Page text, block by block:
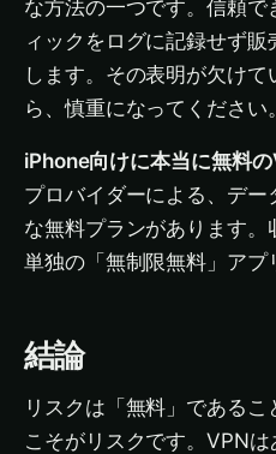
な方法の一つです。信頼
ィックをログに記録せず
します。その表明が欠け
ら、慎重になってください。
iPhone向けに本当に無料
プロバイダーによる、デ
な無料プランがあります
単独の「無制限無料」アプ
結論
リスクは「無料」であるこ
こそがリスクです。VPN